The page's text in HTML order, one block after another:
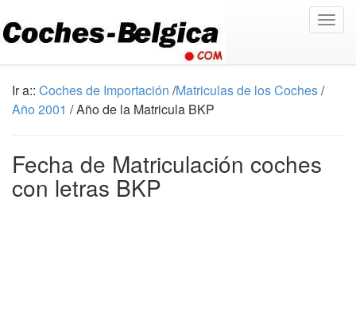
Ir a:: Coches de Importación /Matriculas de los Coches/
Año 2001 / Año de la Matricula BKP
Fecha de Matriculación coches
con letras BKP